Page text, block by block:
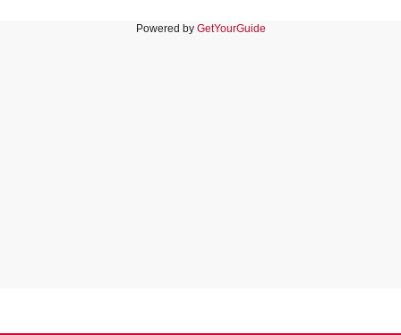
Powered by GetYourGuide